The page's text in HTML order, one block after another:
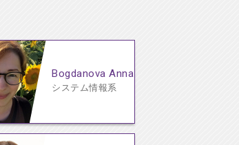
Bogdanova Anna
システム情報系